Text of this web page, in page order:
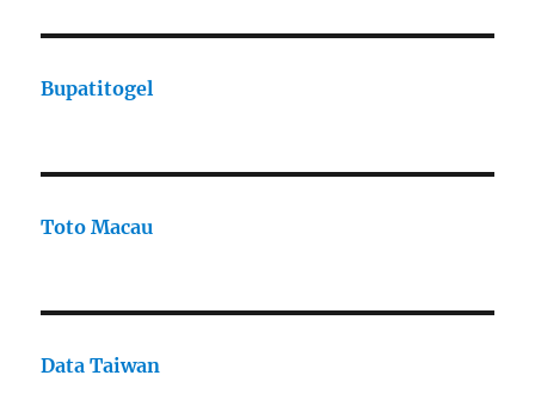
Bupatitogel
Toto Macau
Data Taiwan